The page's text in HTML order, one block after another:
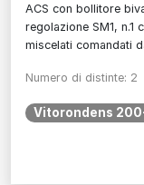
ACS con bollitore
regolazione SM1,
miscelati comandati
Numero di distinte: 2
Vitorondens